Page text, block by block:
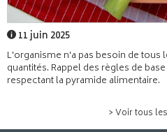
11 juin 2025
L'organisme n'a pas besoin de tous
quantités. Rappel des règles de
respectant la pyramide alimentaire.
> Voir tous